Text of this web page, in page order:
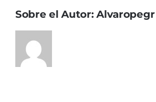
Sobre el Autor:Alvaropegr